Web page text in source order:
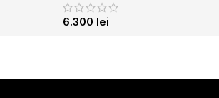
6.300 lei